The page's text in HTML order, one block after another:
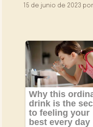
15 de junio de 2023